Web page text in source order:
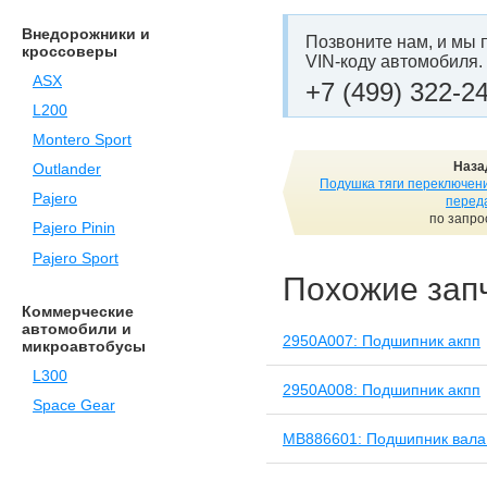
Внедорожники и
кроссоверы
ASX
L200
Montero Sport
Outlander
Pajero
Pajero Pinin
Pajero Sport
Коммерческие
автомобили и
микроавтобусы
L300
Space Gear
Позвоните нам, и мы
VIN-коду автомобиля.
+7 (499) 322-
Подушка тяги
по
Похожие
2950A007: Подшипник акпп
2950A008: Подшипник акпп
MB886601: Подшипник вала